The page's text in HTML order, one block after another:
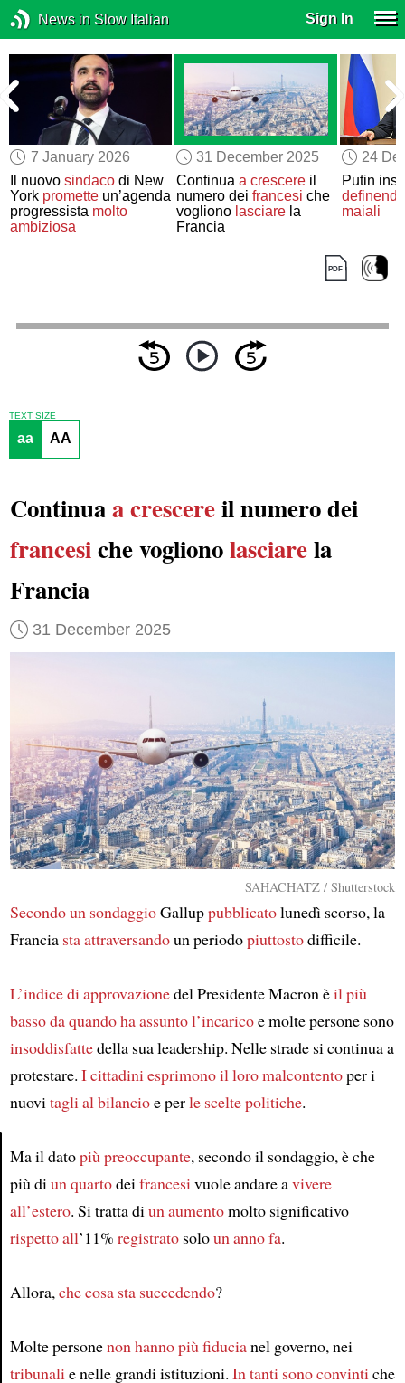
News in Slow Italian Sign In
7 January 2026
Il nuovosindaco di New
York promette un’agenda
progressista molto
ambiziosa
31 December 2025
Continua a crescereil
numero dei francesi che
vogliono lasciarela
Francia
24
Putin
maiali
Article
TEXT SIZE
aa AA
Continuaa crescereil numero dei
francesiche voglionolasciarela
Francia
31 December 2025
SAHACHATZ / Shutterstock
Secondo un sondaggioGalluppubblicatolunedì scorso, la
Francia sta attraversandoun periodopiuttostodifficile.
L’indice di approvazionedel Presidente Macron èil più
basso da quandoha assunto l’incaricoe molte persone sono
insoddisfattedella sua leadership. Nelle strade si continua a
protestare. I cittadini esprimonoil loro malcontentoper i
nuovitagli al bilancioe perle scelte politiche.
Ma il datopiù preoccupante, secondo il sondaggio, è che
più diun quartodeifrancesivuole andare avivere
all’estero. Si tratta diun aumentomolto significativo
rispetto all’11% registratosoloun anno fa.
Allora,che cosa sta succedendo?
Molte personenon hanno più fiducianel governo, nei
tribunalie nelle grandi istituzioni. In tanti sono convintiche